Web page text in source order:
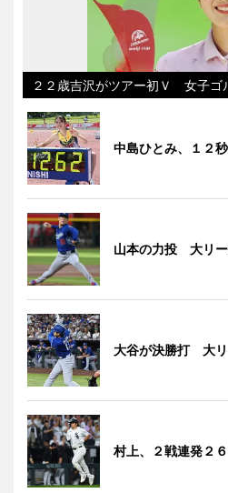
２２歳吉沢がツアー初Ｖ 女子ゴ
中島ひとみ、１２
山本の力投 大リ
大谷が決勝打 大
村上、２戦連発２